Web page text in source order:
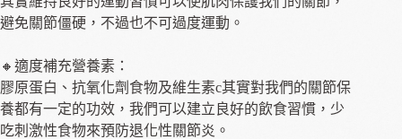
避免關節僵硬，不過也不可過度運動。
🔸適度補充營養素：
膠原蛋白、抗氧化劑食物及維生素c其實對我們的關節保
養都有一定的功效，我們可以建立良好的飲食習慣，少
吃刺激性食物來預防退化性關節炎。